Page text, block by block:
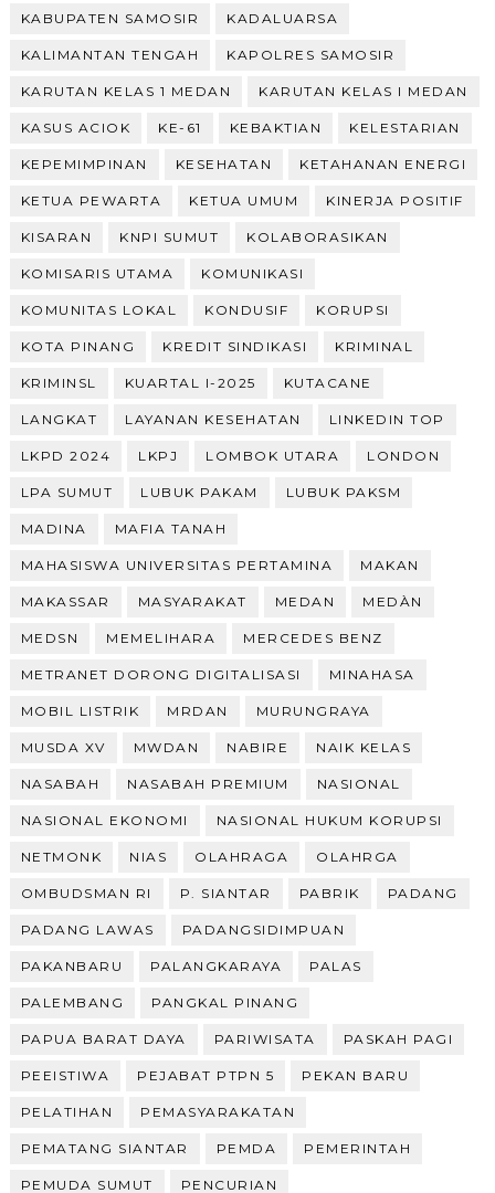
KABUPATEN SAMOSIR KADALUARSA
KALIMANTAN TENGAH KAPOLRES SAMOSIR
KARUTAN KELAS 1 MEDAN KARUTAN KELAS I MEDAN
KASUS ACIOK KE-61 KEBAKTIAN KELESTARIAN
KEPEMIMPINAN KESEHATAN KETAHANAN ENERGI
KETUA PEWARTA KETUA UMUM KINERJA POSITIF
KISARAN KNPI SUMUT KOLABORASIKAN
KOMISARIS UTAMA KOMUNIKASI
KOMUNITAS LOKAL KONDUSIF KORUPSI
KOTA PINANG KREDIT SINDIKASI KRIMINAL
KRIMINSL KUARTAL I-2025 KUTACANE
LANGKAT LAYANAN KESEHATAN LINKEDIN TOP
LKPD 2024 LKPJ LOMBOK UTARA LONDON
LPA SUMUT LUBUK PAKAM LUBUK PAKSM
MADINA MAFIA TANAH
MAHASISWA UNIVERSITAS PERTAMINA MAKAN
MAKASSAR MASYARAKAT MEDAN MEDÀN
MEDSN MEMELIHARA MERCEDES BENZ
METRANET DORONG DIGITALISASI MINAHASA
MOBIL LISTRIK MRDAN MURUNGRAYA
MUSDA XV MWDAN NABIRE NAIK KELAS
NASABAH NASABAH PREMIUM NASIONAL
NASIONAL EKONOMI NASIONAL HUKUM KORUPSI
NETMONK NIAS OLAHRAGA OLAHRGA
OMBUDSMAN RI P. SIANTAR PABRIK PADANG
PADANG LAWAS PADANGSIDIMPUAN
PAKANBARU PALANGKARAYA PALAS
PALEMBANG PANGKAL PINANG
PAPUA BARAT DAYA PARIWISATA PASKAH PAGI
PEEISTIWA PEJABAT PTPN 5 PEKAN BARU
PELATIHAN PEMASYARAKATAN
PEMATANG SIANTAR PEMDA PEMERINTAH
PEMUDA SUMUT PENCURIAN